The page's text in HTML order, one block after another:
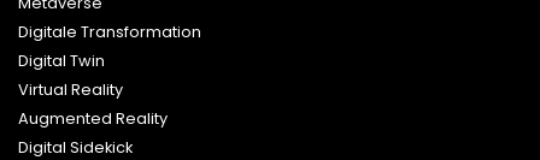
Digitale Transformation
Digital Twin
Virtual Reality
Augmented Reality
Digital Sidekick